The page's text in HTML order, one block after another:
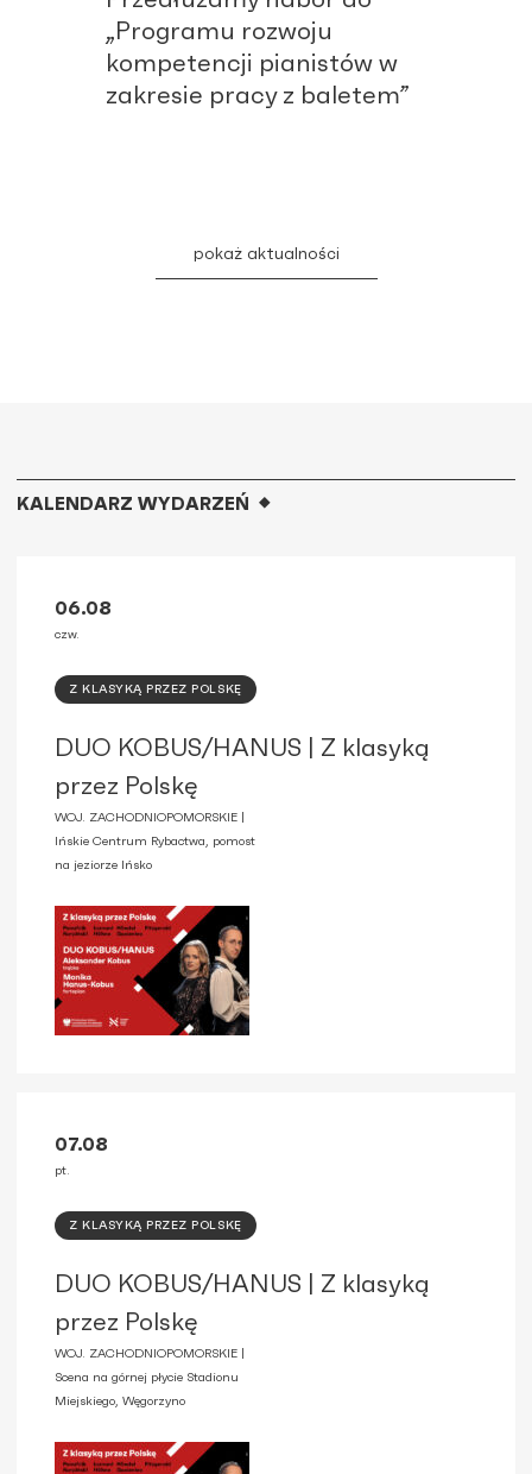
„Programu rozwoju
kompetencji pianistów w
zakresie pracy z baletem”
pokaż aktualności
KALENDARZ WYDARZEŃ
06.08
czw.
Z KLASYKĄ PRZEZ POLSKĘ
DUO KOBUS/HANUS | Z klasyką
przez Polskę
WOJ. ZACHODNIOPOMORSKIE |
Ińskie Centrum Rybactwa, pomost
na jeziorze Ińsko
07.08
pt.
Z KLASYKĄ PRZEZ POLSKĘ
DUO KOBUS/HANUS | Z klasyką
przez Polskę
WOJ. ZACHODNIOPOMORSKIE |
Scena na górnej płycie Stadionu
Miejskiego, Węgorzyno